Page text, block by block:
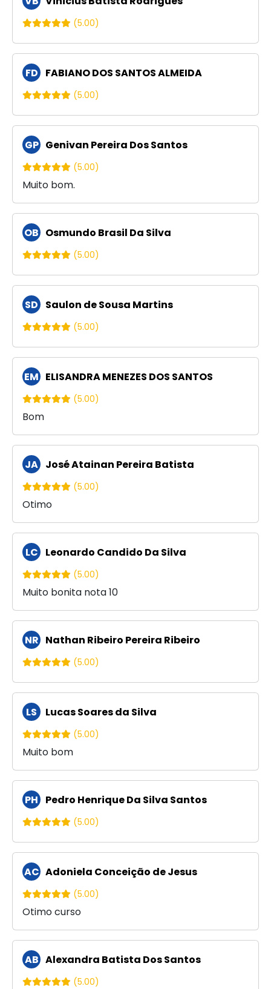
(5.00)
FD FABIANO DOS SANTOS ALMEIDA
(5.00)
GP Genivan Pereira Dos Santos
(5.00)
Muito bom.
OB Osmundo Brasil Da Silva
(5.00)
SD Saulon de Sousa Martins
(5.00)
EM ELISANDRA MENEZES DOS SANTOS
(5.00)
Bom
JA José Atainan Pereira Batista
(5.00)
Otimo
LC Leonardo Candido Da Silva
(5.00)
Muito bonita nota 10
NR Nathan Ribeiro Pereira Ribeiro
(5.00)
LS Lucas Soares da Silva
(5.00)
Muito bom
PH Pedro Henrique Da Silva Santos
(5.00)
AC Adoniela Conceição de Jesus
(5.00)
Otimo curso
AB Alexandra Batista Dos Santos
(5.00)